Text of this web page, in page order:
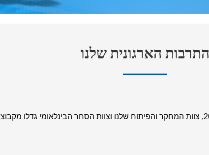
התרבות הארגונית שלנו